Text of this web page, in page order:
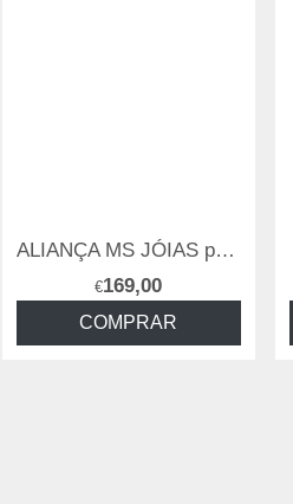
ALIANÇA MS JÓIAS personalizada
€169,00
COMPRAR